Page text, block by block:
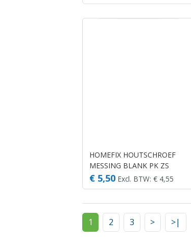
HOMEFIX HOUTSCHROEF
MESSING BLANK PK ZS
3.0X25 (20)
€ 5,50 Excl. BTW: € 4,55
1 2 3 > >|